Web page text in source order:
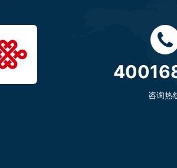
咨询热